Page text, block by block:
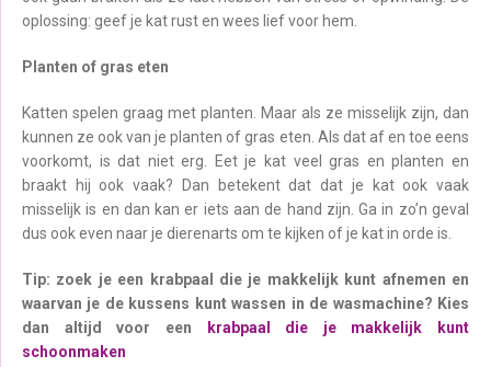
oplossing: geef je kat rust en wees lief voor hem.
Planten of gras eten
Katten spelen graag met planten. Maar als ze misselijk zijn, dan
kunnen ze ook van je planten of gras eten. Als dat af en toe eens
voorkomt, is dat niet erg. Eet je kat veel gras en planten en
braakt hij ook vaak? Dan betekent dat dat je kat ook vaak
misselijk is en dan kan er iets aan de hand zijn. Ga in zo’n geval
dus ook even naar je dierenarts om te kijken of je kat in orde is.
Tip: zoek je een krabpaal die je makkelijk kunt afnemen en
waarvan je de kussens kunt wassen in de wasmachine? Kies
dan altijd voor een
krabpaal die je makkelijk kunt
schoonmaken